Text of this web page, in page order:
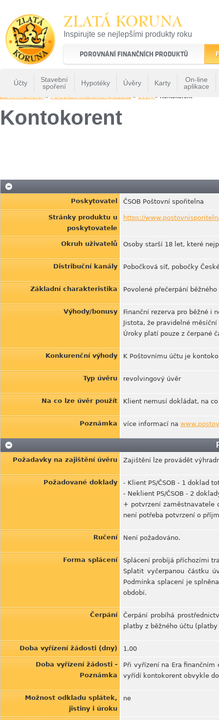
ZLATÁ KORUNA
Inspirujte se nejlepšími produkty roku
22 let tradice a kvality na finančním trhu
POROVNÁNÍ FINANČNÍCH PRODUKTŮ
Účty
Stavební
spoření
Hypotéky Úvěry Karty
On-line
aplikace
ZLATÁ KORUNA» Porovnání finančních produktů » Uvery » Kontokorent
Kontokorent
Poskytovatel ČSOB Poštovní spořitelna
Stránky produktu u
poskytovatele
https://
Okruh uživatelů Osoby starší 18 let, které
Distribuční kanály Pobočková síť, pobočky
Základní charakteristika Povolené přečerpání
Výhody/bonusy
Finanční rezerva pro běžné i
Jistota, že pravidelné
Úroky platí pouze z čerpané
Konkurenční výhody K Poštovnímu účtu je
Typ úvěru revolvingový úvěr
Na co lze úvěr použít Klient nemusí dokládat, na
Poznámka více informací na
Požadavky na zajištění úvěru Zajištění lze provádět
Požadované doklady
- Klient PS/ČSOB - 1 doklad
- Neklient PS/ČSOB - 2
+ potvrzení zaměstnavatele
není potřeba potvrzení o
Ručení Není požadováno.
Forma splácení
Splácení probíjá příchozími
Splatit vyčerpanou částku
Podmínka splacení je
období.
Čerpání
Čerpání probíhá
platby z běžného účtu
Doba vyřízení žádosti (dny) 1,00
Doba vyřízení žádosti -
Poznámka
Při vyřízení na Era
vyřídí kontokorent obvykle
Možnost odkladu splátek,
jistiny i úroku
ne